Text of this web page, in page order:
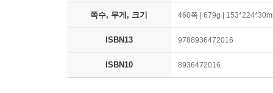
쪽수, 무게, 크기 460쪽 | 679g |
ISBN13 9788936472016
ISBN10 8936472016